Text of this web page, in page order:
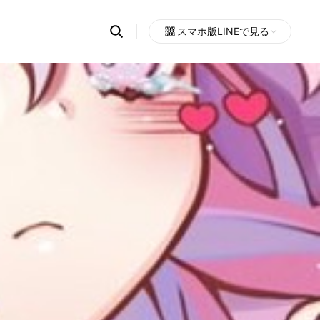
Search
OpenChats
messages
search
area
スマホ版LINEで見る